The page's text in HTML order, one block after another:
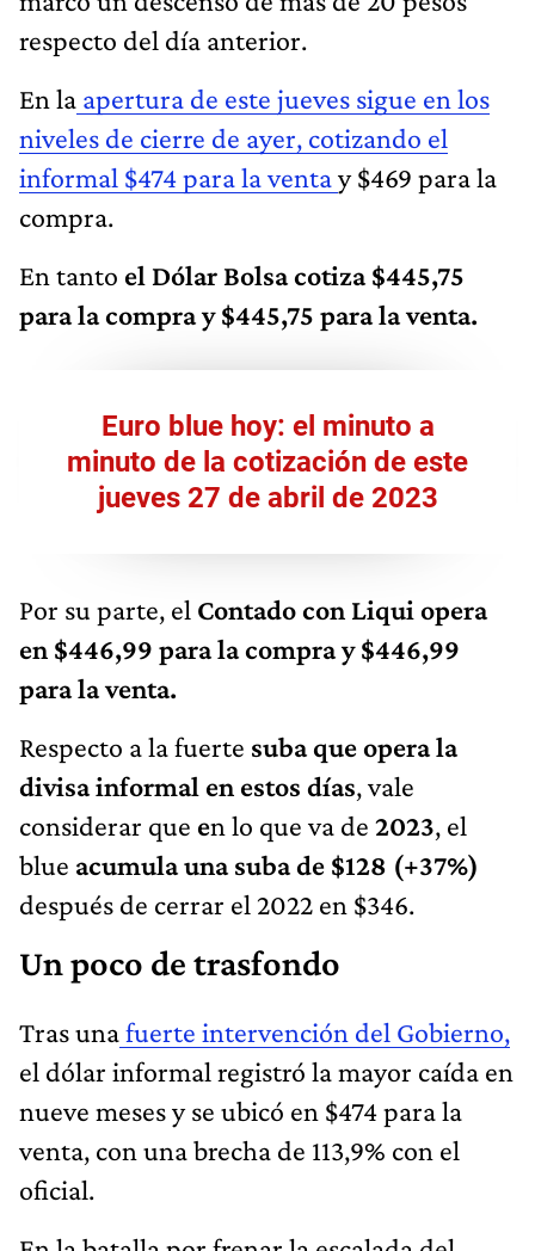
respecto del día anterior.
En la
apertura de este jueves sigue en los
niveles de cierre de ayer, cotizando el
informal $474 para la ventay $469 para la
compra.
el Dólar Bolsa cotiza $445,75
para la compra y $445,75 para la venta.
Euro blue hoy: el minuto a
minuto de la cotización de este
jueves 27 de abril de 2023
Por su parte, el Contado con Liqui opera
en $446,99 para la compra y $446,99
para la venta.
Respecto a la fuerte
suba que opera la
divisa informal en estos días , vale
considerar que
n lo que va de 2023
, el
blue acumula una suba de $128
(+37%)
después de cerrar el 2022 en $346.
Un poco de trasfondo
fuerte intervención del Gobierno,
el dólar informal registró la mayor caída en
nueve meses y se ubicó en $474 para la
venta, con una brecha de 113,9% con el
oficial.
En la batalla por frenar la escalada del